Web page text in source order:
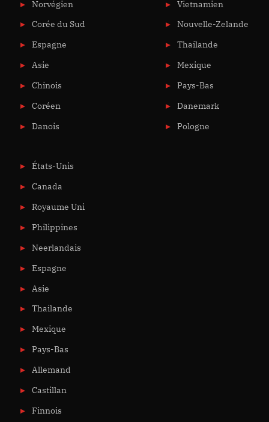
Norvégien
Corée du Sud
Espagne
Asie
Chinois
Coréen
Danois
Vietnamien
Nouvelle-Zelande
Thailande
Mexique
Pays-Bas
Danemark
Pologne
États-Unis
Canada
Royaume Uni
Philippines
Neerlandais
Espagne
Asie
Thailande
Mexique
Pays-Bas
Allemand
Castillan
Finnois